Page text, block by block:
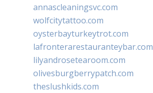
annascleaningsvc.com
wolfcitytattoo.com
oysterbayturkeytrot.com
lafronterarestauranteybar.com
lilyandrosetearoom.com
olivesburgberrypatch.com
theslushkids.com